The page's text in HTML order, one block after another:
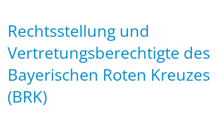
Rechtsstellung und
Vertretungsberechtigte des
Bayerischen Roten Kreuzes
(BRK)